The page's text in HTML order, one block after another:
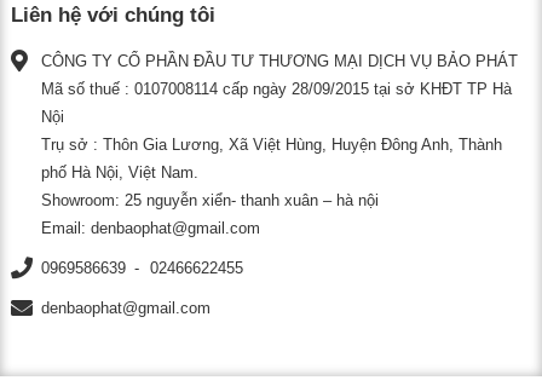
Liên hệ với chúng tôi
CÔNG TY CỔ PHẦN ĐẦU TƯ THƯƠNG MẠI DỊCH VỤ BẢO PHÁT
Mã số thuế : 0107008114 cấp ngày 28/09/2015 tại sở KHĐT TP Hà
Nội
Trụ sở : Thôn Gia Lương, Xã Việt Hùng, Huyện Đông Anh, Thành
phố Hà Nội, Việt Nam.
Showroom: 25 nguyễn xiển- thanh xuân – hà nội
Email: denbaophat@gmail.com
0969586639 02466622455
denbaophat@gmail.com